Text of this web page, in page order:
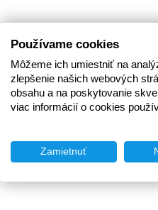
Používame cookies
Môžeme ich umiestniť na
zlepšenie našich webových
obsahu a na poskytovanie
viac informácií o cookies
Zamietnuť